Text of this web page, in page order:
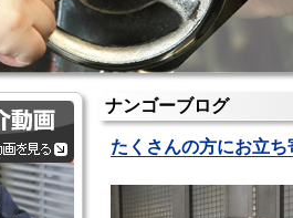
ナンゴーブログ
たくさんの方にお立ち